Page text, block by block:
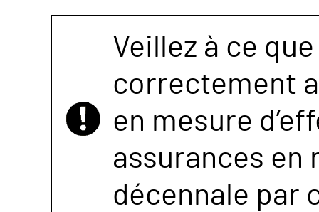
Veillez à ce
correctement
en mesure
assurances
décennale par